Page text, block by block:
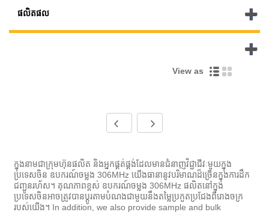
ផលិតផល
View as
ក្នុងនាមជាក្រុមហ៊ុនផលិត និងអ្នកផ្គត់ផ្គង់ដែលមានជំនាញវិជ្ជាជីវៈមួយក្នុង
ប្រទេសចិន ឧបករណ៍ចម្លង 306MHz យើងធានានូវបរិមាណដ៏ច្រើនក្នុងការដឹក
ជញ្ជូនរហ័ស។ គុណភាពខ្ពស់ ឧបករណ៍ចម្លង 306MHz ផលិតនៅក្នុង
ប្រទេសចិនអាចត្រូវបានប្ដូរតាមបំណងជាមួយនឹងតម្លៃប្រកួតប្រជែងពីរោងចក្រ
របស់យើង។ In addition, we also provide sample and bulk